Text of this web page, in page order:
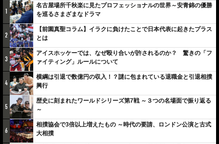
1
名古屋場所千秋楽に見たプロフェッショナルの世界～安青錦の優勝
を巡るさまざまなドラマ
2
【前園真聖コラム】イラクに負けたことで日本代表に起きたプラス
とは
3
アイスホッケーでは、なぜ殴り合いが許されるのか？ 驚きの「フ
ァイティング」ルールについて
4
横綱は引退で数億円の収入！？謎に包まれている退職金と引退相撲
興行
5
歴史に刻まれたワールドシリーズ第7戦 ～３つの名場面で振り返る
～
6
相撲協会で3倍以上増えたもの ～時代の要請、ロンドン公演と古式
大相撲